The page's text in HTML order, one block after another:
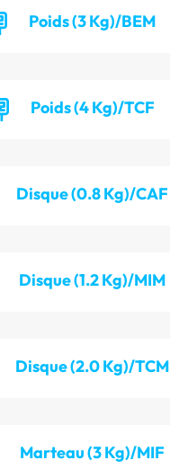
Poids (3 Kg)/BEM
Poids (4 Kg)/TCF
Disque (0.8 Kg)/CAF
Disque (1.2 Kg)/MIM
Disque (2.0 Kg)/TCM
Marteau (3 Kg)/MIF